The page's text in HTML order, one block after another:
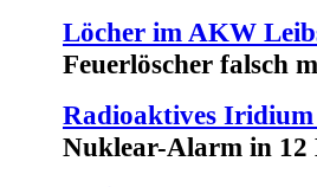
Löcher im AKW
Feuerlöscher falsch
Radioaktives Iridium
Nuklear-Alarm in 12